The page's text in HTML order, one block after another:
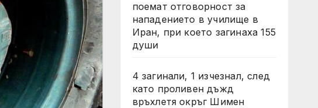
поемат отговорност за
нападението в училище в
Иран, при което загинаха 155
души
4 загинали, 1 изчезнал, след
като проливен дъжд
връхлетя окръг Шимен